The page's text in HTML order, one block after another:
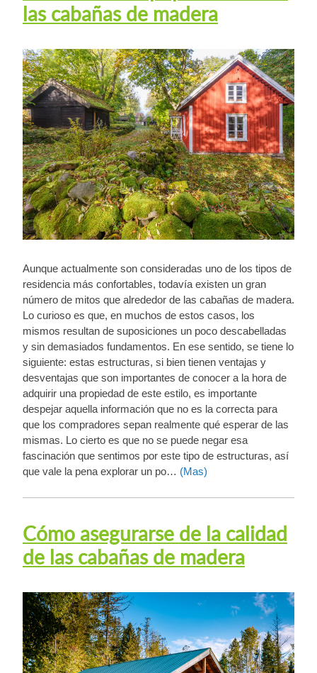
las cabañas de madera
Aunque actualmente son consideradas uno de los tipos de
residencia más confortables, todavía existen un gran
número de mitos que alrededor de las cabañas de madera.
Lo curioso es que, en muchos de estos casos, los
mismos resultan de suposiciones un poco descabelladas
y sin demasiados fundamentos. En ese sentido, se tiene lo
siguiente: estas estructuras, si bien tienen ventajas y
desventajas que son importantes de conocer a la hora de
adquirir una propiedad de este estilo, es importante
despejar aquella información que no es la correcta para
que los compradores sepan realmente qué esperar de las
mismas. Lo cierto es que no se puede negar esa
fascinación que sentimos por este tipo de estructuras, así
que vale la pena explorar un po… (Mas)
Cómo asegurarse de la calidad
de las cabañas de madera